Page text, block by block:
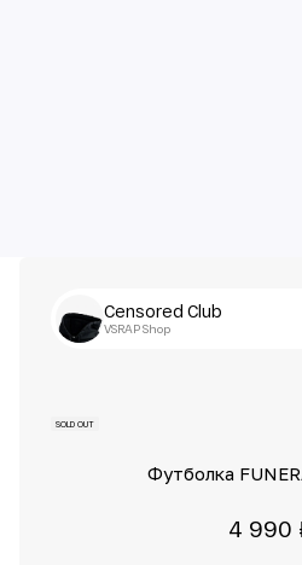
Censored Club
VSRAP Shop
SOLD OUT
Футболка
4 990